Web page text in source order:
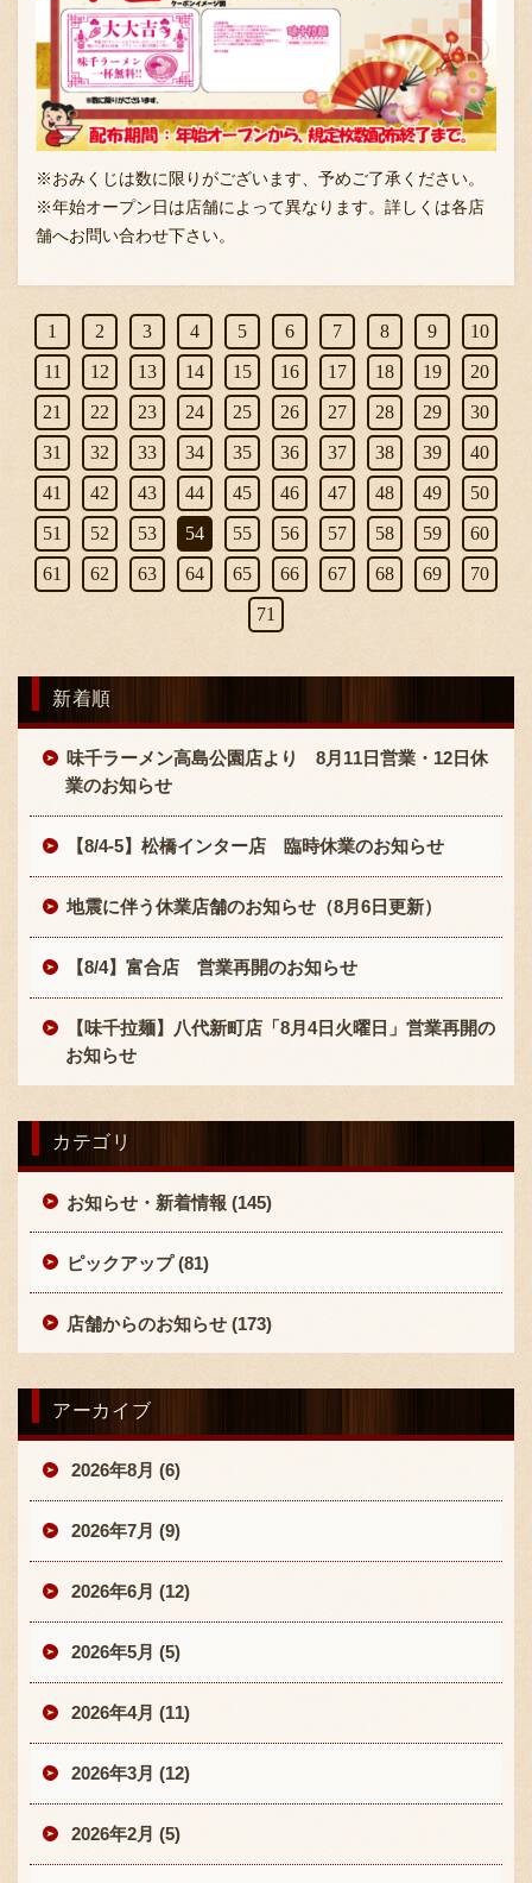
※おみくじは数に限りがございます、予めご了承ください。
※年始オープン日は店舗によって異なります。詳しくは各店
舗へお問い合わせ下さい。
1 2 3 4 5 6 7 8 9
10
11
12 13 14 15 16 17 18 19
20
21
22 23 24 25 26 27 28 29
30
31
32 33 34 35 36 37 38 39
40
41
42 43 44 45 46 47 48 49
50
51
52 53 54 55 56 57 58 59
60
61
62 63 64 65 66 67 68 69
70
71
新着順
味千ラーメン高島公園店より 8月11日営業・12日休
業のお知らせ
【8/4-5】松橋インター店 臨時休業のお知らせ
地震に伴う休業店舗のお知らせ（8月6日更新）
【8/4】富合店 営業再開のお知らせ
【味千拉麺】八代新町店「8月4日火曜日」営業再開の
お知らせ
カテゴリ
お知らせ・新着情報 (145)
ピックアップ (81)
店舗からのお知らせ (173)
アーカイブ
2026年8月 (6)
2026年7月 (9)
2026年6月 (12)
2026年5月 (5)
2026年4月 (11)
2026年3月 (12)
2026年2月 (5)